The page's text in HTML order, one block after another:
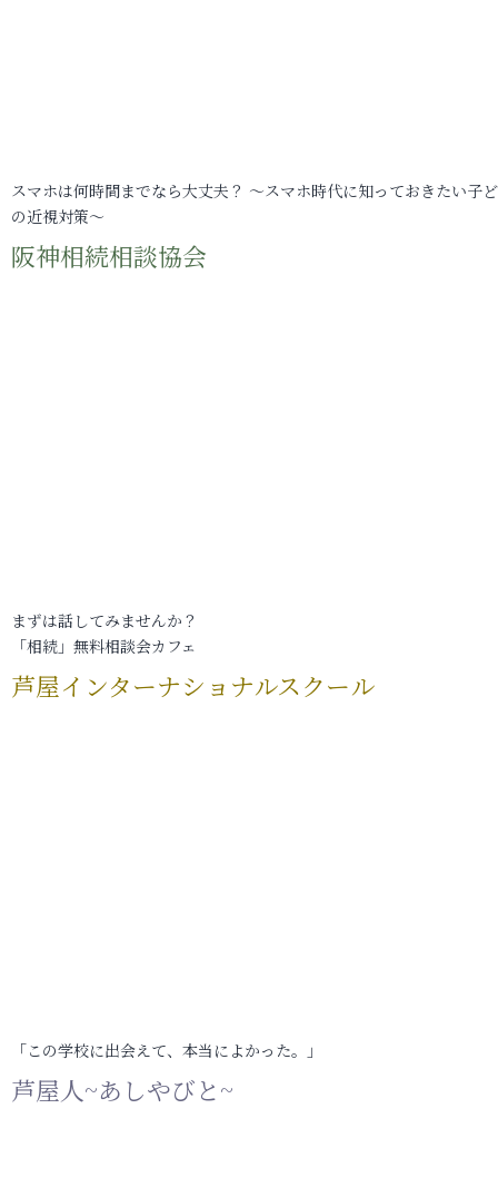
スマホは何時間までなら大丈夫？ ～スマホ時代に知っておきたい子
の近視対策～
阪神相続相談協会
まずは話してみませんか？
「相続」無料相談会カフェ
芦屋インターナショナルスクール
「この学校に出会えて、本当によかった。」
芦屋人~あしやびと~